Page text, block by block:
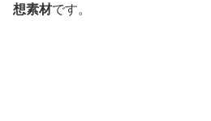
想素材です。